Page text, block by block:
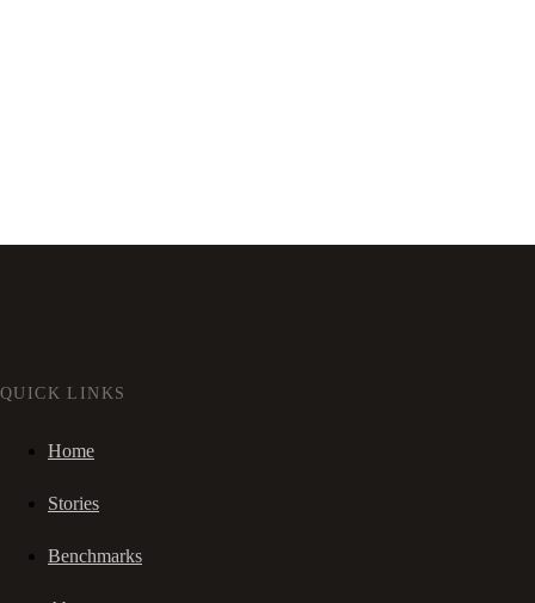
QUICK LINKS
Home
Stories
Benchmarks